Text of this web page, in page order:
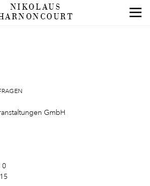
NIKOLAUS
GmbH
0